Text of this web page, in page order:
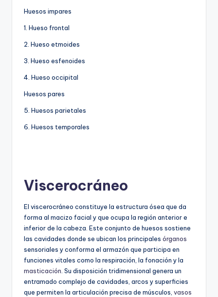
Huesos impares
1. Hueso frontal
2. Hueso etmoides
3. Hueso esfenoides
4. Hueso occipital
Huesos pares
5. Huesos parietales
6. Huesos temporales
Viscerocráneo
El viscerocráneo constituye la estructura ósea que da
forma al macizo facial y que ocupa la región anterior e
inferior de la cabeza. Este conjunto de huesos sostiene
las cavidades donde se ubican los principales órganos
sensoriales y conforma el armazón que participa en
funciones vitales como la respiración, la fonación y la
masticación. Su disposición tridimensional genera un
entramado complejo de cavidades, arcos y superficies
que permiten la articulación precisa de músculos, vasos